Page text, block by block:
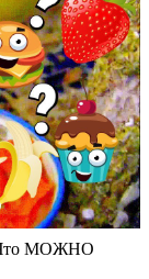
Что МОЖНО